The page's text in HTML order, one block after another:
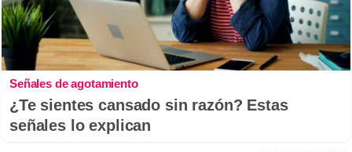
Señales de agotamiento
¿Te sientes cansado sin razón? Estas
señales lo explican